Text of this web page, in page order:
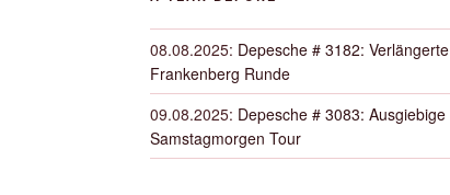
08.08.2025: Depesche # 3182: Verlängerte
Frankenberg Runde
09.08.2025: Depesche # 3083: Ausgiebige
Samstagmorgen Tour